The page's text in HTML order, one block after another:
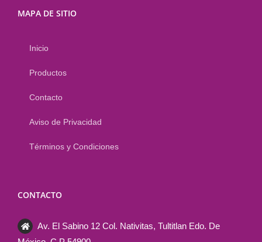
MAPA DE SITIO
Inicio
Productos
Contacto
Aviso de Privacidad
Términos y Condiciones
CONTACTO
Av. El Sabino 12 Col. Nativitas, Tultitlan Edo. De